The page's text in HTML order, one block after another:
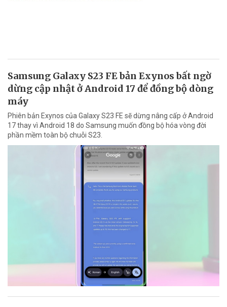
Samsung Galaxy S23 FE bản Exynos bất ngờ
dừng cập nhật ở Android 17 để đồng bộ dòng
máy
Phiên bản Exynos của Galaxy S23 FE sẽ dừng nâng cấp ở Android
17 thay vì Android 18 do Samsung muốn đồng bộ hóa vòng đời
phần mềm toàn bộ chuỗi S23.